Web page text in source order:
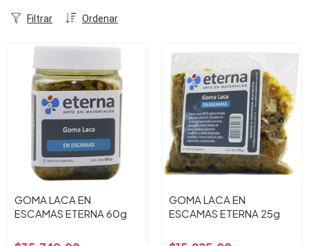
Ordenar
Filtrar
GOMA LACA EN
ESCAMAS ETERNA 60g
GOMA LACA EN
ESCAMAS ETERNA 25g